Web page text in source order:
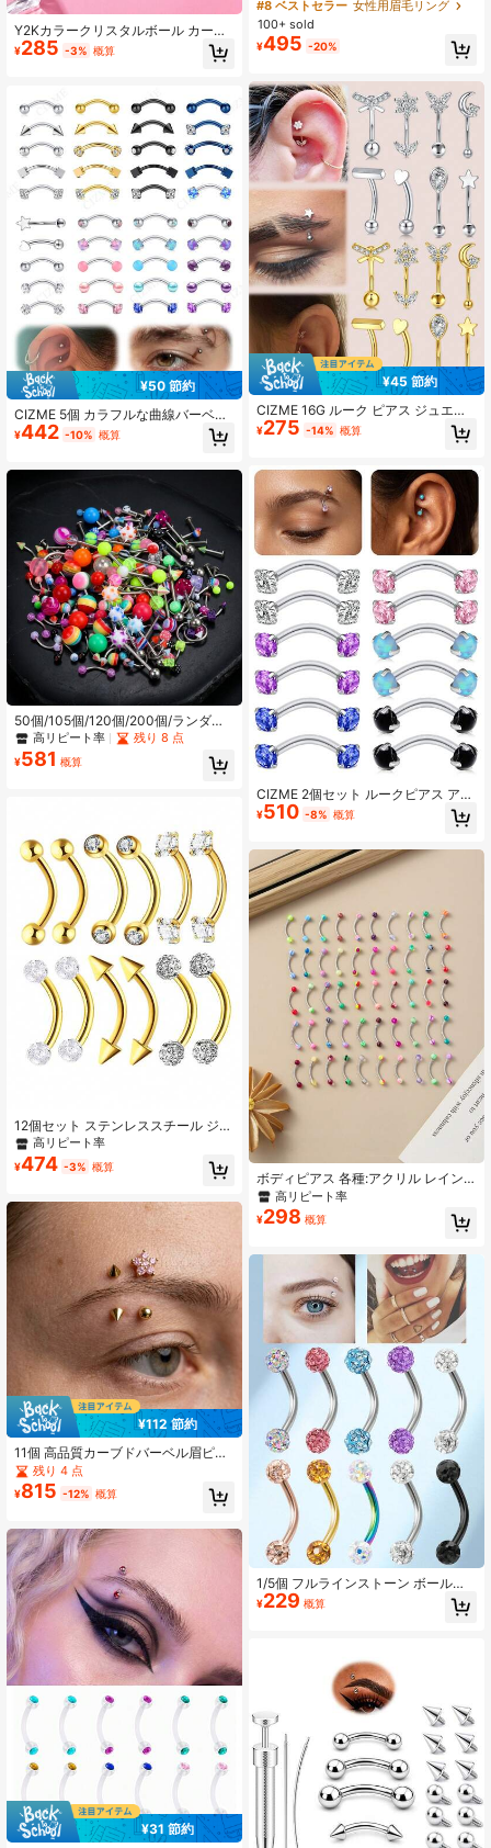
Y2Kカラークリスタルボール カーブ
眉ピアス ボディピアスジュエリー バ
ーベルリング クリアクリスタルボー
¥285 -3% 概算
¥50 節約
CIZME 5個 カラフルな曲線バーベル
眉毛リング ルーク ダイス ピアスジ
ュエリー 16G 繊細な眉毛リング ステ
プピアスジュエリー ルーク ダイス
ピアス ユニセックス 8mm/10mm
¥442 -10% 概算
50個/105個/120個/200個/ランダム
ミックス アソートカラー ピアスツー
ルセット
高リピート率 残り 8 点
¥581 概算
12個セット ステンレススチール ジル
コニア 16G カーブバー パーソナライ
ズ眉ピアス リップスタッド 耳軟骨ス
タッドセット 男女兼用
高リピート率
¥474 -3% 概算
¥112 節約
11個 高品質カーブドバーベル眉ピア
スセット、18Kゴールドメッキ、低
アレルギー性316Lステンレススチー
ル、5A CZ眉ピアスジュエリー、ユ
ト、女性と男性に適し、パーティ
ー、休日、誕生日、バレンタインデ
ーギフトに最適
残り 4 点
¥815 -12% 概算
¥31 節約
ナナバーベルBanana Barbell 医用ス
テンレス 耳輪 Helix / 耳屏Tragus /へ
そ用 ボディピアス ヘリックストラガ
ス対応 おしゃれアクセサリー パンク
ゴシック
#8 ベストセラー 女性用眉毛リング
100+ sold
¥495 -20%
¥45 節約
CIZME 16G ルーク ピアス ジュエリ
ー ピアス 眉毛スタッド 316L サージ
カルスチール リボウ バタフライ フ
グ、カーブドバーベル 垂直ラブレッ
ト リップピアスジュエリー デイリー
ホリデー ビーチバケーション ギフト
グラマラス ミュージックフェスティ
バル シーサイド ハロウィン クリス
マス 母の日 バレンタインデー コー
チェラ サマーバケーション
¥275 -14% 概算
CIZME 2個セット ルークピアス アイ
ブロウリング 16G 縦型ラブレット リ
ップジュエリー カーブバーベル アイ
¥510 -8% 概算
ボディピアス 各種:アクリル レイン
ボーカラー ステンレススチール 低ア
レルギー性眉毛スタッズ、パンク ヒ
ップスター セクシーファッション、
ィバル、ヨーロッパ&レトロスタイル
に適しています
高リピート率
¥298 概算
1/5個 フルラインストーン ボールア
イブロウリング、ステンレススチー
ル ラウンドボール マルチカラー ア
¥229 概算